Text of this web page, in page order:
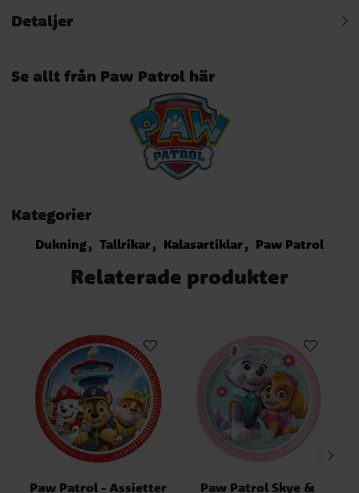
Detaljer
Se allt från Paw Patrol här
Kategorier
Dukning Tallrikar Kalasartiklar Paw Patrol
Relaterade produkter
Paw Patrol - Assietter
Paw Patrol Skye &